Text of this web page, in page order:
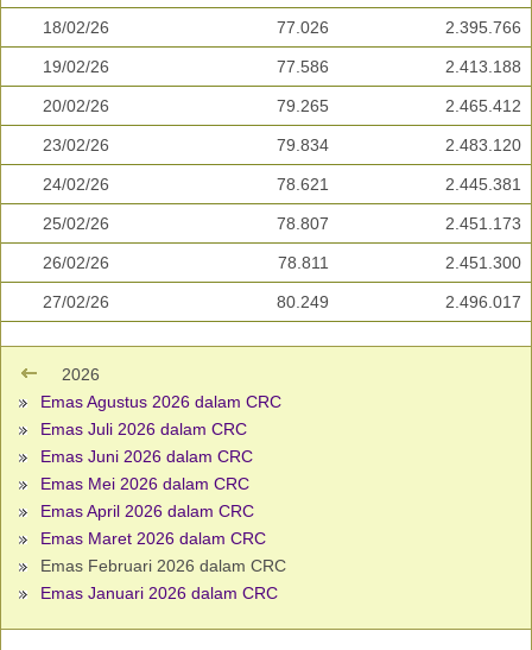
18/02/26 77.026 2.395.766
19/02/26 77.586 2.413.188
20/02/26 79.265 2.465.412
23/02/26 79.834 2.483.120
24/02/26 78.621 2.445.381
25/02/26 78.807 2.451.173
26/02/26 78.811 2.451.300
27/02/26 80.249 2.496.017
2026
Emas Agustus 2026 dalam CRC
Emas Juli 2026 dalam CRC
Emas Juni 2026 dalam CRC
Emas Mei 2026 dalam CRC
Emas April 2026 dalam CRC
Emas Maret 2026 dalam CRC
Emas Februari 2026 dalam CRC
Emas Januari 2026 dalam CRC